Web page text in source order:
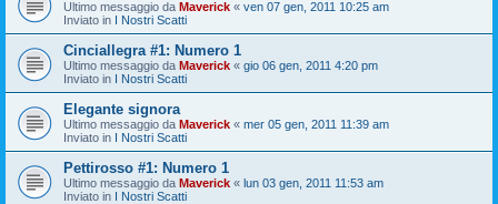
Ultimo messaggio da Maverick « ven 07 gen, 2011 10:25 am
Inviato in I Nostri Scatti
Cinciallegra #1: Numero 1
Ultimo messaggio da Maverick « gio 06 gen, 2011 4:20 pm
Inviato in I Nostri Scatti
Elegante signora
Ultimo messaggio da Maverick « mer 05 gen, 2011 11:39 am
Inviato in I Nostri Scatti
Pettirosso #1: Numero 1
Ultimo messaggio da Maverick « lun 03 gen, 2011 11:53 am
Inviato in I Nostri Scatti